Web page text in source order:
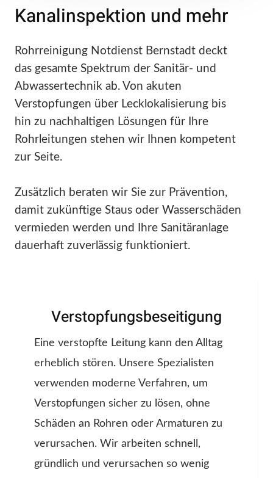
Kanalinspektion und mehr
Rohrreinigung Notdienst Bernstadt deckt
das gesamte Spektrum der Sanitär- und
Abwassertechnik ab. Von akuten
Verstopfungen über Lecklokalisierung bis
hin zu nachhaltigen Lösungen für Ihre
Rohrleitungen stehen wir Ihnen kompetent
zur Seite.
Zusätzlich beraten wir Sie zur Prävention,
damit zukünftige Staus oder Wasserschäden
vermieden werden und Ihre Sanitäranlage
dauerhaft zuverlässig funktioniert.
Verstopfungsbeseitigung
Eine verstopfte Leitung kann den Alltag
erheblich stören. Unsere Spezialisten
verwenden moderne Verfahren, um
Verstopfungen sicher zu lösen, ohne
Schäden an Rohren oder Armaturen zu
verursachen. Wir arbeiten schnell,
gründlich und verursachen so wenig